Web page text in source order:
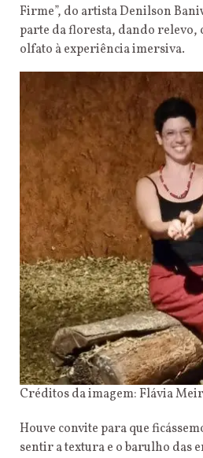
Firme”, do artista Denilson
parte da floresta, dando relevo,
olfato à experiência imersiva.
Créditos da imagem: Flávia
Houve convite para que
sentir a textura e o barulho das